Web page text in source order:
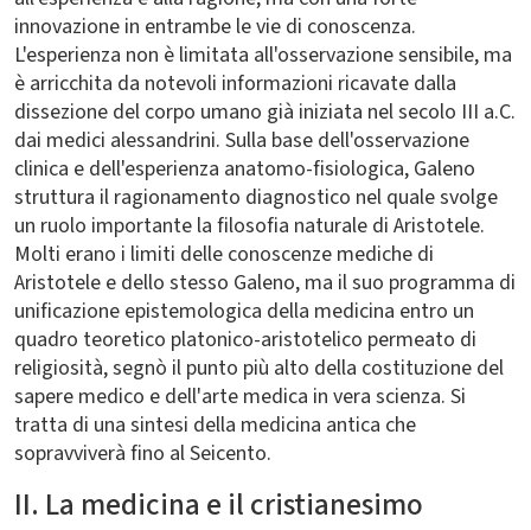
innovazione in entrambe le vie di conoscenza.
L'esperienza non è limitata all'osservazione sensibile, ma
è arricchita da notevoli informazioni ricavate dalla
dissezione del corpo umano già iniziata nel secolo III a.C.
dai medici alessandrini. Sulla base dell'osservazione
clinica e dell'esperienza anatomo-fisiologica, Galeno
struttura il ragionamento diagnostico nel quale svolge
un ruolo importante la filosofia naturale di Aristotele.
Molti erano i limiti delle conoscenze mediche di
Aristotele e dello stesso Galeno, ma il suo programma di
unificazione epistemologica della medicina entro un
quadro teoretico platonico-aristotelico permeato di
religiosità, segnò il punto più alto della costituzione del
sapere medico e dell'arte medica in vera scienza. Si
tratta di una sintesi della medicina antica che
sopravviverà fino al Seicento.
II. La medicina e il cristianesimo